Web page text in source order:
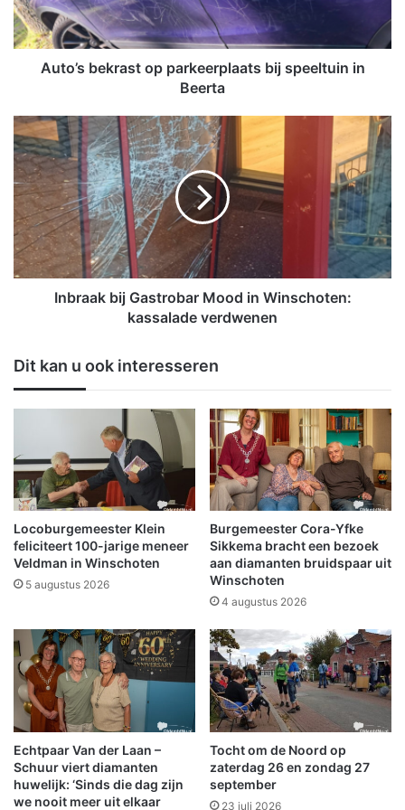
b
e
k
t
o
p
p
a
r
k
e
e
a
t
s
j
s
p
e
e
l
t
i
n
B
e
r
t
a
Auto’s bekrast op parkeerplaats bij speeltuin in
Beerta
I
n
b
r
a
a
k
b
i
t
r
o
r
M
o
o
d
i
n
n
s
c
h
t
e
n
:
Inbraak bij Gastrobar Mood in Winschoten:
kassalade verdwenen
Dit kan u ook interesseren
Locoburgemeester Klein
feliciteert 100-jarige meneer
Veldman in Winschoten
5 augustus 2026
Burgemeester Cora-Yfke
Sikkema bracht een bezoek
aan diamanten bruidspaar uit
Winschoten
4 augustus 2026
Echtpaar Van der Laan –
Schuur viert diamanten
huwelijk: ‘Sinds die dag zijn
we nooit meer uit elkaar
Tocht om de Noord op
zaterdag 26 en zondag 27
september
23 juli 2026